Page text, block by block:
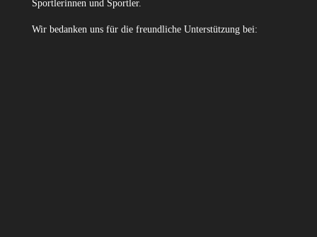
Sportlerinnen und Sportler.
Wir bedanken uns für die freundliche Unterstützung bei: